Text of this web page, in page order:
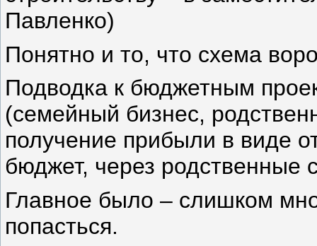
Павленко)
Понятно и то, что схема
Подводка к бюджетным
(семейный бизнес,
получение прибыли в виде
бюджет, через родственные
Главное было – слишком
попасться.